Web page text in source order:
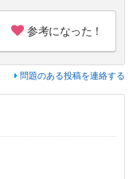
参考になった！
問題のある投稿を連絡する